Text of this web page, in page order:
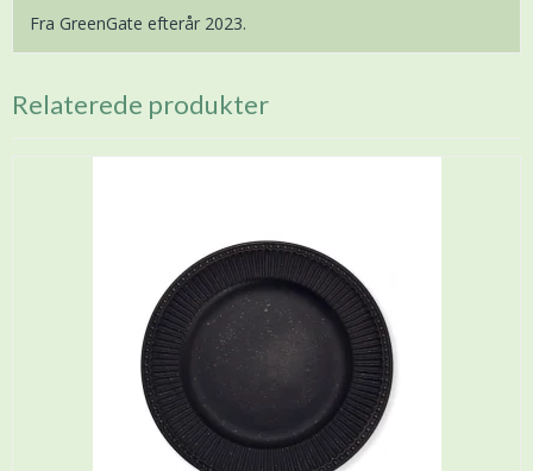
Fra GreenGate efterår 2023.
Relaterede produkter